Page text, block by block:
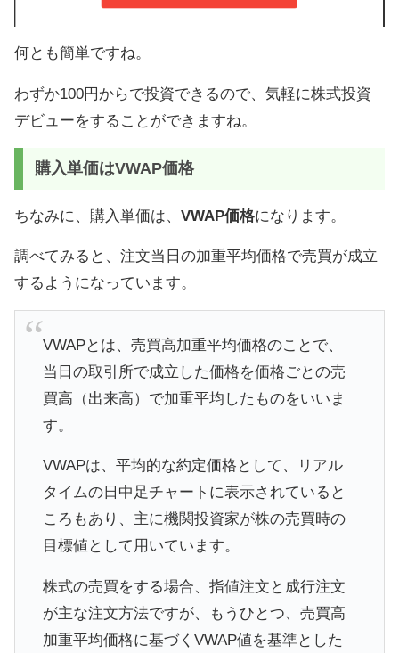
何とも簡単ですね。
わずか100円からで投資できるので、気軽に株式投資
デビューをすることができますね。
購入単価はVWAP価格
ちなみに、購入単価は、 VWAP価格になります。
調べてみると、注文当日の加重平均価格で売買が成立
するようになっています。
VWAPとは、売買高加重平均価格のことで、
当日の取引所で成立した価格を価格ごとの売
買高（出来高）で加重平均したものをいいま
す。
VWAPは、平均的な約定価格として、リアル
タイムの日中足チャートに表示されていると
ころもあり、主に機関投資家が株の売買時の
目標値として用いています。
株式の売買をする場合、指値注文と成行注文
が主な注文方法ですが、もうひとつ、売買高
加重平均価格に基づくVWAP値を基準とした